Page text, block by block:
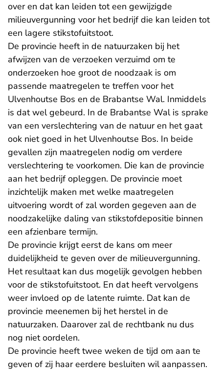
over en dat kan leiden tot een gewijzigde
milieuvergunning voor het bedrijf die kan leiden tot
een lagere stikstofuitstoot.
De provincie heeft in de natuurzaken bij het
afwijzen van de verzoeken verzuimd om te
onderzoeken hoe groot de noodzaak is om
passende maatregelen te treffen voor het
Ulvenhoutse Bos en de Brabantse Wal. Inmiddels
is dat wel gebeurd. In de Brabantse Wal is sprake
van een verslechtering van de natuur en het gaat
ook niet goed in het Ulvenhoutse Bos. In beide
gevallen zijn maatregelen nodig om verdere
verslechtering te voorkomen. Die kan de provincie
aan het bedrijf opleggen. De provincie moet
inzichtelijk maken met welke maatregelen
uitvoering wordt of zal worden gegeven aan de
noodzakelijke daling van stikstofdepositie binnen
een afzienbare termijn.
De provincie krijgt eerst de kans om meer
duidelijkheid te geven over de milieuvergunning.
Het resultaat kan dus mogelijk gevolgen hebben
voor de stikstofuitstoot. En dat heeft vervolgens
weer invloed op de latente ruimte. Dat kan de
provincie meenemen bij het herstel in de
natuurzaken. Daarover zal de rechtbank nu dus
nog niet oordelen.
De provincie heeft twee weken de tijd om aan te
geven of zij haar eerdere besluiten wil aanpassen.